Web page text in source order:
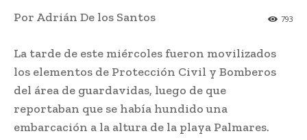
793
Por Adrián De los Santos
La tarde de este miércoles fueron movilizados
los elementos de Protección Civil y Bomberos
del área de guardavidas, luego de que
reportaban que se había hundido una
embarcación a la altura de la playa Palmares.